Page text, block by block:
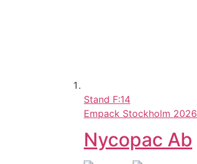
Stand F:14
Empack Stockholm 2026
Nycopac Ab